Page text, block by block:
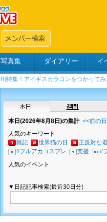
写真集 ダイアリー イ
本日(2026年8月8日)の集計 <<前の
人気のキーワード
雑記
世界猫の日
正反対な
#ブルアカコスプレ
支援
#
人気のイベント
▼日記記事検索(最近30日分)